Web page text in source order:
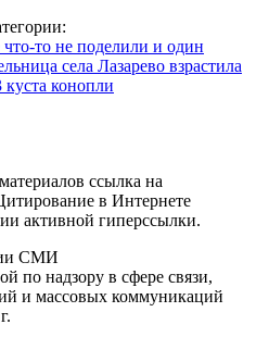
то не поделили и один
села Лазарево взрастила
куста конопли
ссылка на
в Интернете
активной гиперссылки.
СМИ
по надзору в сфере связи,
и массовых коммуникаций